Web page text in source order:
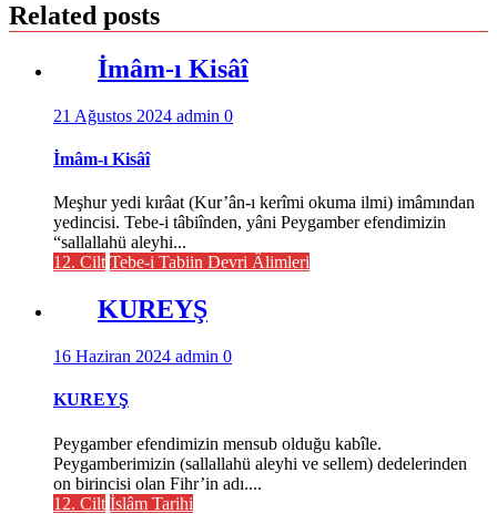
Related posts
İmâm-ı Kisâî
21 Ağustos 2024 admin 0
İmâm-ı Kisâî
Meşhur yedi kırâat (Kur’ân-ı kerîmi okuma ilmi) imâmından
yedincisi. Tebe-i tâbiînden, yâni Peygamber efendimizin
“sallallahü aleyhi...
12. Cilt Tebe-i Tabiin Devri Âlimleri
KUREYŞ
16 Haziran 2024 admin 0
KUREYŞ
Peygamber efendimizin mensub olduğu kabîle.
Peygamberimizin (sallallahü aleyhi ve sellem) dedelerinden
on birincisi olan Fihr’in adı....
12. Cilt İslâm Tarihi